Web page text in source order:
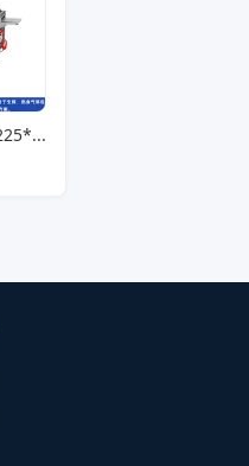
卧式气调包装设备225*142*80一出六